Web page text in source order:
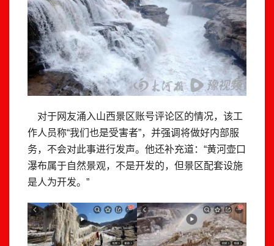
对于网友涌入山西景区账号评论区的情况，该工
作人员称“我们也是受害者”，并强调将做好内部服
务，不会对此事进行发声。他还补充道：“黄河壶口
瀑布属于自然景观，不是开发的，但景区配套设施
是人为开发。”